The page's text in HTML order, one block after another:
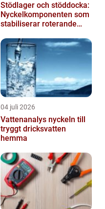
Stödlager och stöddocka:
Nyckelkomponenten som
stabiliserar roterande
04 juli 2026
Vattenanalys nyckeln till
tryggt dricksvatten
hemma